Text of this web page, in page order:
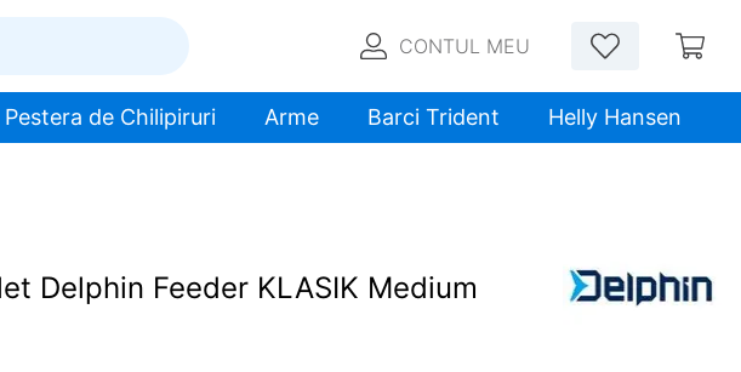
CONTUL MEU
Pestera de Chilipiruri Arme Barci Trident Helly Hansen
Delphin Feeder KLASIK Medium